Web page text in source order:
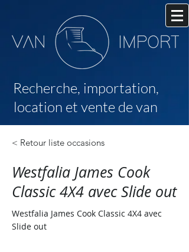
Recherche, importation,
location et vente de van
< Retour liste occasions
Westfalia James Cook
Classic 4X4 avec Slide out
Westfalia James Cook Classic 4X4 avec
Slide out